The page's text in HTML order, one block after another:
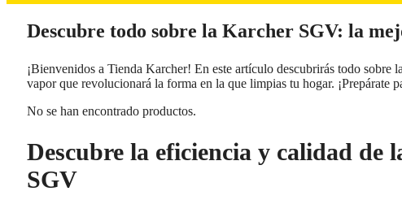
Descubre todo sobre la Karcher SGV: la
¡Bienvenidos a Tienda Karcher! En este artículo descubrirás todo sobre
vapor que revolucionará la forma en la que limpias tu hogar. ¡Prepárate
No se han encontrado productos.
Descubre la eficiencia y calidad
SGV